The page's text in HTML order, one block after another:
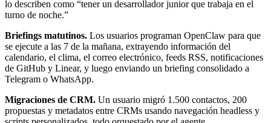
lo describen como “tener un desarrollador junior que trabaja en el
turno de noche.”
Briefings matutinos. Los usuarios programan OpenClaw para que
se ejecute a las 7 de la mañana, extrayendo información del
calendario, el clima, el correo electrónico, feeds RSS, notificaciones
de GitHub y Linear, y luego enviando un briefing consolidado a
Telegram o WhatsApp.
Migraciones de CRM. Un usuario migró 1.500 contactos, 200
propuestas y metadatos entre CRMs usando navegación headless y